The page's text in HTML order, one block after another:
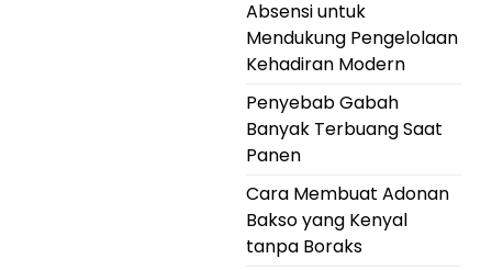
Absensi untuk
Mendukung Pengelolaan
Kehadiran Modern
Penyebab Gabah
Banyak Terbuang Saat
Panen
Cara Membuat Adonan
Bakso yang Kenyal
tanpa Boraks